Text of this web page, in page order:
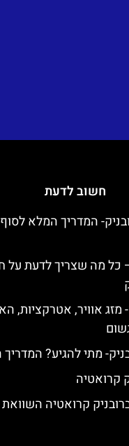
חשוב לדעת
המדריך המלא
– כל מה שצריך לדעת על
מזג אוויר, אטרקציות,
מתי להגיע?
קרואטיה
קרואטיה השוואת